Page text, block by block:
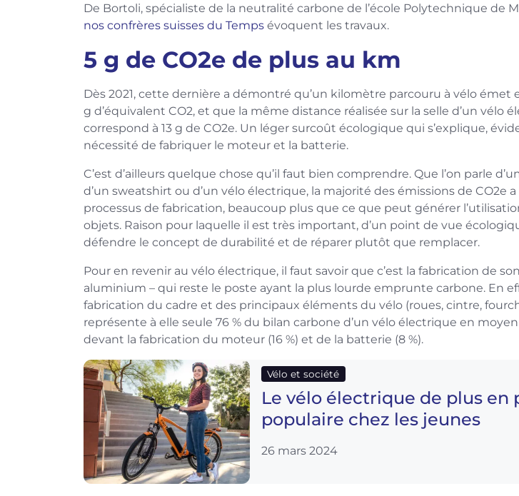
De Bortoli, spécialiste de la neutralité carbone de l’école Polytechnique de
nos confrères suisses du Temps évoquent les travaux.
5 g de CO2e de plus au km
Dès 2021, cette dernière a démontré qu’un kilomètre parcouru à vélo émet
g d’équivalent CO2, et que la même distance réalisée sur la selle d’un vélo
correspond à 13 g de CO2e. Un léger surcoût écologique qui s’explique,
nécessité de fabriquer le moteur et la batterie.
C’est d’ailleurs quelque chose qu’il faut bien comprendre. Que l’on parle
d’un sweatshirt ou d’un vélo électrique, la majorité des émissions de CO2e
processus de fabrication, beaucoup plus que ce que peut générer
objets. Raison pour laquelle il est très important, d’un point de vue
défendre le concept de durabilité et de réparer plutôt que remplacer.
Pour en revenir au vélo électrique, il faut savoir que c’est la fabrication de
aluminium – qui reste le poste ayant la plus lourde emprunte carbone. En
fabrication du cadre et des principaux éléments du vélo (roues, cintre,
représente à elle seule 76 % du bilan carbone d’un vélo électrique en
devant la fabrication du moteur (16 %) et de la batterie (8 %).
Vélo et société
Le vélo électrique de plus en
populaire chez les jeunes
26 mars 2024